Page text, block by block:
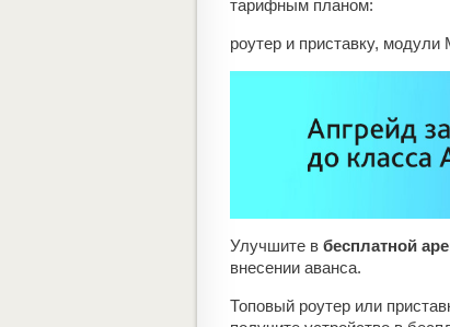
тарифным планом:
роутер и приставку,
Улучшите в бесплатной
внесении аванса.
Топовый роутер или